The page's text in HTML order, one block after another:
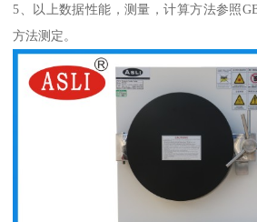
5、以上数据性能，测量，计算方法参照
方法测定。